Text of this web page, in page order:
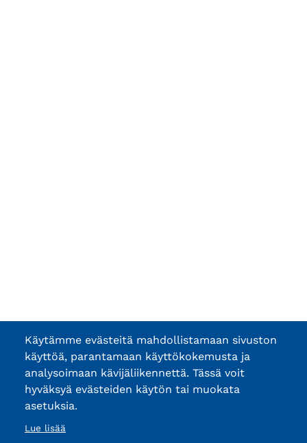
Käytämme evästeitä mahdollistamaan sivuston
käyttöä, parantamaan käyttökokemusta ja
analysoimaan kävijäliikennettä. Tässä voit
hyväksyä evästeiden käytön tai muokata
asetuksia.
Lue lisää